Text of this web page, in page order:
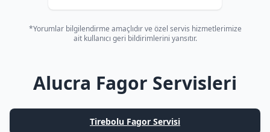
*Yorumlar bilgilendirme amaçlıdır ve özel servis hizmetlerimize
ait kullanıcı geri bildirimlerini yansıtır.
Alucra Fagor Servisleri
Tirebolu Fagor Servisi